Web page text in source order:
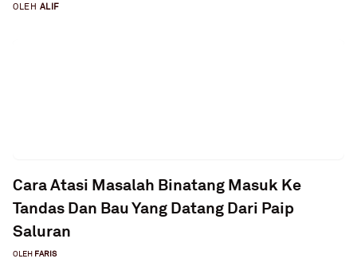
OLEH ALIF
Cara Atasi Masalah Binatang Masuk Ke
Tandas Dan Bau Yang Datang Dari Paip
Saluran
OLEH FARIS